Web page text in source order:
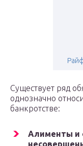
Существует ряд
однозначно
банкротстве:
Алименты и